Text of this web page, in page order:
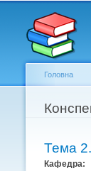
Головне
Ви є
Головна
Тема 2.
Кафедра: